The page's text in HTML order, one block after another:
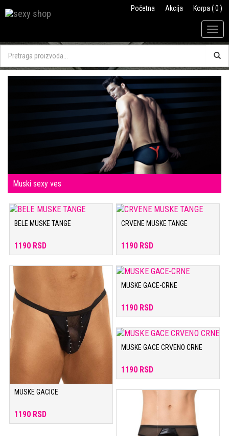
Početna Akcija Korpa ( 0 )
Muski sexy ves
BELE MUSKE TANGE
1190 RSD
CRVENE MUSKE TANGE
1190 RSD
MUSKE GACICE
1190 RSD
MUSKE GACE-CRNE
1190 RSD
MUSKE GACE CRVENO CRNE
1190 RSD